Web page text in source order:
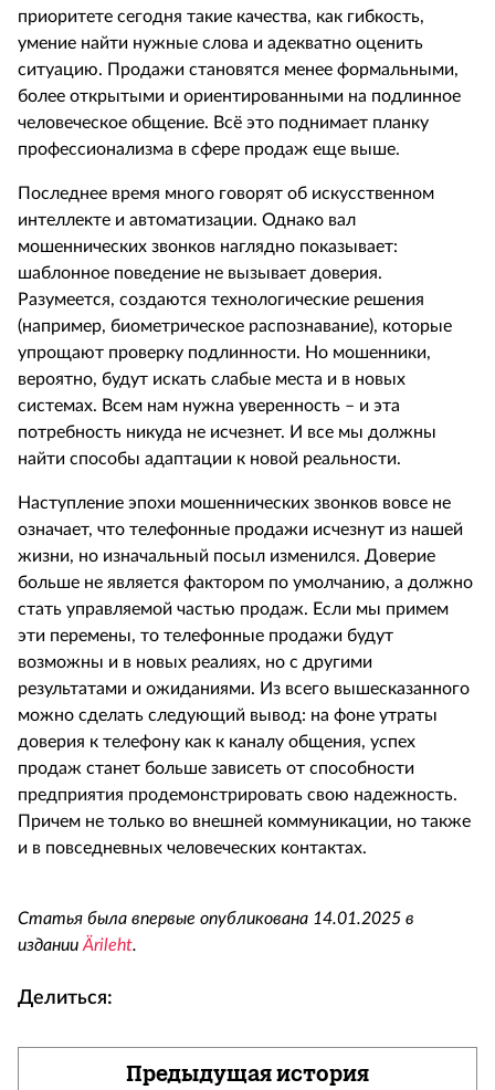
приоритете сегодня такие качества, как гибкость,
умение найти нужные слова и адекватно оценить
ситуацию. Продажи становятся менее формальными,
более открытыми и ориентированными на подлинное
человеческое общение. Всё это поднимает планку
профессионализма в сфере продаж еще выше.
Последнее время много говорят об искусственном
интеллекте и автоматизации. Однако вал
мошеннических звонков наглядно показывает:
шаблонное поведение не вызывает доверия.
Разумеется, создаются технологические решения
(например, биометрическое распознавание), которые
упрощают проверку подлинности. Но мошенники,
вероятно, будут искать слабые места и в новых
системах. Всем нам нужна уверенность – и эта
потребность никуда не исчезнет. И все мы должны
найти способы адаптации к новой реальности.
Наступление эпохи мошеннических звонков вовсе не
означает, что телефонные продажи исчезнут из нашей
жизни, но изначальный посыл изменился. Доверие
больше не является фактором по умолчанию, а должно
стать управляемой частью продаж. Если мы примем
эти перемены, то телефонные продажи будут
возможны и в новых реалиях, но с другими
результатами и ожиданиями. Из всего вышесказанного
можно сделать следующий вывод: на фоне утраты
доверия к телефону как к каналу общения, успех
продаж станет больше зависеть от способности
предприятия продемонстрировать свою надежность.
Причем не только во внешней коммуникации, но также
и в повседневных человеческих контактах.
Статья была впервые опубликована 14.01.2025 в
издании Ärileht.
Делиться:
Предыдущая история